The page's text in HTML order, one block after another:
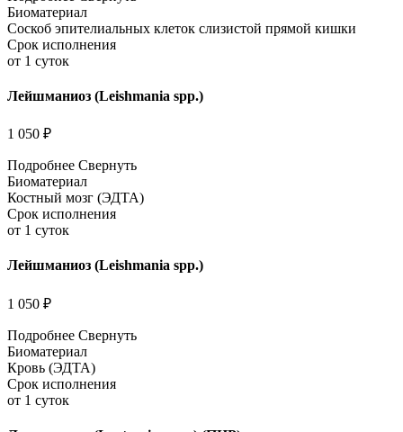
Биоматериал
Соскоб эпителиальных клеток слизистой прямой кишки
Срок исполнения
от 1 суток
Лейшманиоз (Leishmania spp.)
1 050 ₽
Подробнее Свернуть
Биоматериал
Костный мозг (ЭДТА)
Срок исполнения
от 1 суток
Лейшманиоз (Leishmania spp.)
1 050 ₽
Подробнее Свернуть
Биоматериал
Кровь (ЭДТА)
Срок исполнения
от 1 суток